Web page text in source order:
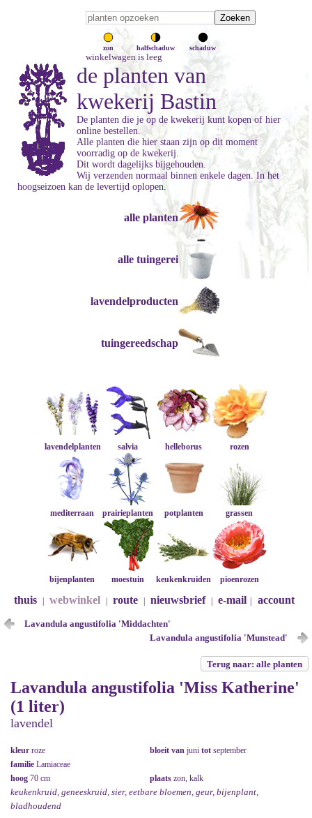
zon halfschaduw schaduw
winkelwagen is leeg
de planten van
kwekerij Bastin
De planten die je op de kwekerij kunt kopen of hier
online bestellen.
Alle planten die hier staan zijn op dit moment
voorradig op de kwekerij.
Dit wordt dagelijks bijgehouden.
Wij verzenden normaal binnen enkele dagen. In het
hoogseizoen kan de levertijd oplopen.
alle planten
alle tuingerei
lavendelproducten
tuingereedschap
lavendelplanten salvia helleborus rozen
mediterraan prairieplanten potplanten grassen
bijenplanten moestuin keukenkruiden pioenrozen
thuis webwinkel route nieuwsbrief e-mail account
Lavandula angustifolia 'Middachten'
Lavandula angustifolia 'Munstead'
Terug naar: alle planten
Lavandula angustifolia 'Miss Katherine'
(1 liter)
lavendel
kleur roze bloeit van juni tot september
familie Lamiaceae
hoog 70 cm plaats zon, kalk
keukenkruid, geneeskruid, sier, eetbare bloemen, geur, bijenplant,
bladhoudend